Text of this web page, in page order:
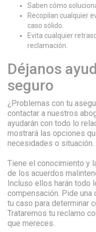
Saben cómo
Recopilan cualquier
caso sólido.
Evita cualquier
reclamación.
Déjanos
seguro
¿Problemas con tu
contactar a nuestros
ayudarán con todo lo
mostrará las opciones
necesidades o situación.
Tiene el conocimiento y
de los acuerdos
Incluso ellos harán todo
compensación. Pide una
tu caso para determinar
Trataremos tu reclamo
que mereces.